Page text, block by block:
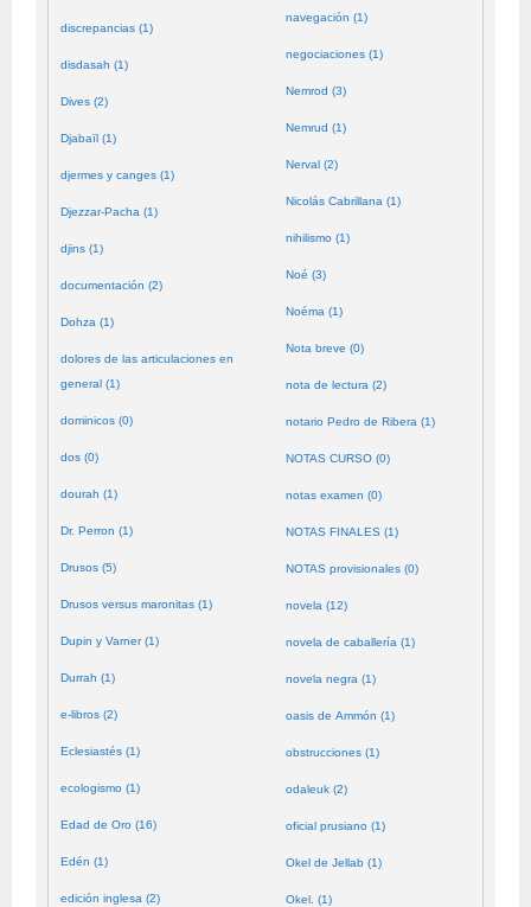
discrepancias (1)
disdasah (1)
Dives (2)
Djabaïl (1)
djermes y canges (1)
Djezzar-Pacha (1)
djins (1)
documentación (2)
Dohza (1)
dolores de las articulaciones en
general (1)
dominicos (0)
dos (0)
dourah (1)
Dr. Perron (1)
Drusos (5)
Drusos versus maronitas (1)
Dupin y Varner (1)
Durrah (1)
e-libros (2)
Eclesiastés (1)
ecologismo (1)
Edad de Oro (16)
Edén (1)
edición inglesa (2)
navegación (1)
negociaciones (1)
Nemrod (3)
Nemrud (1)
Nerval (2)
Nicolás Cabrillana (1)
nihilismo (1)
Noé (3)
Noéma (1)
Nota breve (0)
nota de lectura (2)
notario Pedro de Ribera (1)
NOTAS CURSO (0)
notas examen (0)
NOTAS FINALES (1)
NOTAS provisionales (0)
novela (12)
novela de caballería (1)
novela negra (1)
oasis de Ammón (1)
obstrucciones (1)
odaleuk (2)
oficial prusiano (1)
Okel de Jellab (1)
Okel. (1)